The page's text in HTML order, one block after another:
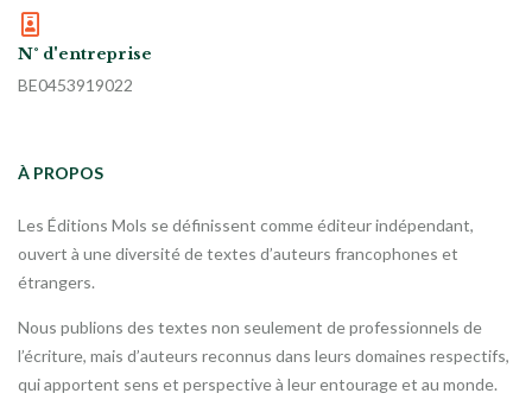
N° d'entreprise
BE0453919022
À PROPOS
Les Éditions Mols se définissent comme éditeur indépendant,
ouvert à une diversité de textes d’auteurs francophones et
étrangers.
Nous publions des textes non seulement de professionnels de
l’écriture, mais d’auteurs reconnus dans leurs domaines respectifs,
qui apportent sens et perspective à leur entourage et au monde.